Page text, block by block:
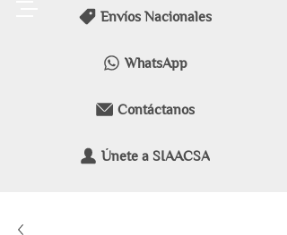
Envíos Nacionales
WhatsApp
Contáctanos
Únete a SIAACSA